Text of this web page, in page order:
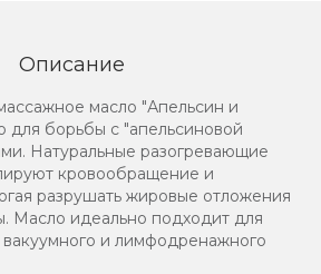
Описание
масло "Апельсин и
для борьбы с "апельсиновой
Натуральные разогревающие
кровообращение и
разрушать жировые отложения
Масло идеально подходит для
вакуумного и лимфодренажного